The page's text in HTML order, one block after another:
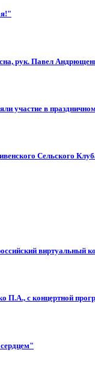
рук. Павел
участие в
Сельского
виртуальный
с концертной